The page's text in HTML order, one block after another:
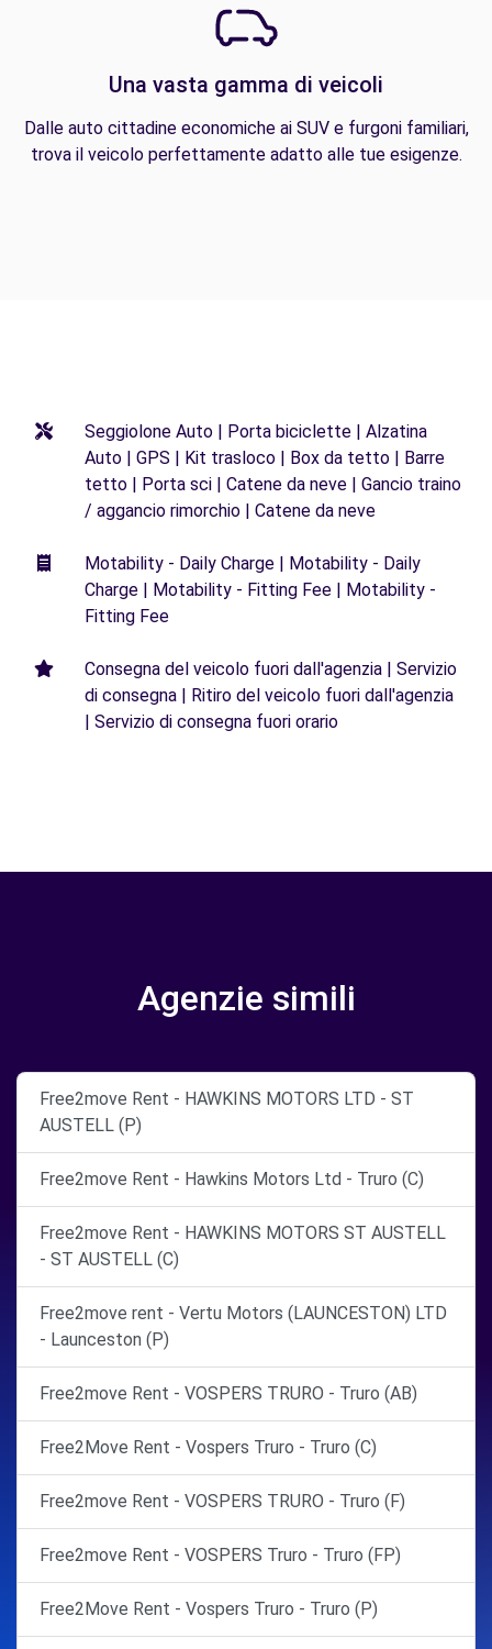
Una vasta gamma di veicoli
Dalle auto cittadine economiche ai SUV e furgoni familiari,
trova il veicolo perfettamente adatto alle tue esigenze.
Seggiolone Auto | Porta biciclette | Alzatina
Auto | GPS | Kit trasloco | Box da tetto | Barre
tetto | Porta sci | Catene da neve | Gancio traino
/ aggancio rimorchio | Catene da neve
Motability - Daily Charge | Motability - Daily
Charge | Motability - Fitting Fee | Motability -
Fitting Fee
Consegna del veicolo fuori dall'agenzia | Servizio
di consegna | Ritiro del veicolo fuori dall'agenzia
| Servizio di consegna fuori orario
Agenzie simili
Free2move Rent - HAWKINS MOTORS LTD - ST
AUSTELL (P)
Free2move Rent - Hawkins Motors Ltd - Truro (C)
Free2move Rent - HAWKINS MOTORS ST AUSTELL
- ST AUSTELL (C)
Free2move rent - Vertu Motors (LAUNCESTON) LTD
- Launceston (P)
Free2move Rent - VOSPERS TRURO - Truro (AB)
Free2Move Rent - Vospers Truro - Truro (C)
Free2move Rent - VOSPERS TRURO - Truro (F)
Free2move Rent - VOSPERS Truro - Truro (FP)
Free2Move Rent - Vospers Truro - Truro (P)